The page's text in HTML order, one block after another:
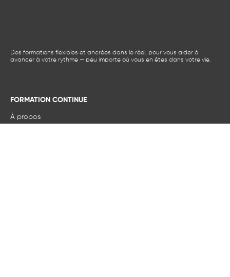
Des formations flexibles et ancrées dans le réel, pour vous aider à
avancer à votre rythme — peu importe où vous en êtes dans votre vie.
FORMATION CONTINUE
À propos